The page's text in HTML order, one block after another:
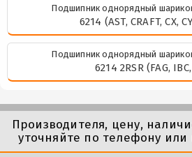
Подшипник однорядный
6214 (AST, CRAFT, CX,
Подшипник однорядный
6214 2RSR (FAG,
Производителя, цену,
уточняйте по телефону